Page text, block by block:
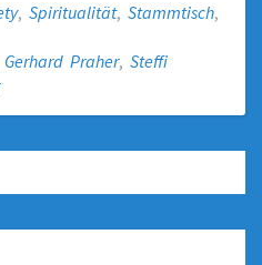
, Spiritualität, Stammtisch,
Gerhard Praher, Steffi